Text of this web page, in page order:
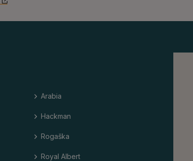
Arabia
Hackman
Rogaška
Royal Albert